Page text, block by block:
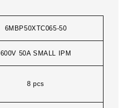
6MBP50XTC065-50
600V 50A SMALL IPM
8 pcs